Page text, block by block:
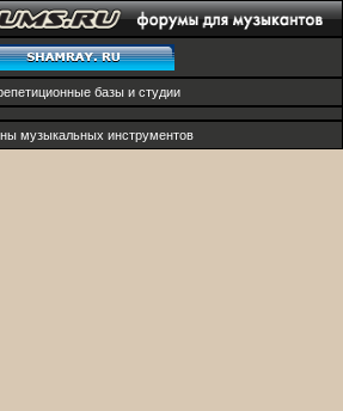
базы и студии
музыкальных инструментов